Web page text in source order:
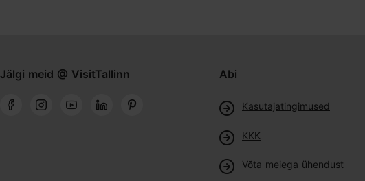
Jälgi meid @ VisitTallinn Abi
Kasutajatingimused
KKK
Võta meiega ühendust